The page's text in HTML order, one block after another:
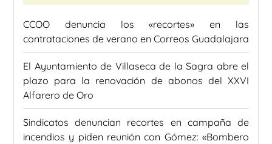
CCOO denuncia los «recortes» en las
contrataciones de verano en Correos Guadalajara
El Ayuntamiento de Villaseca de la Sagra abre el
plazo para la renovación de abonos del XXVI
Alfarero de Oro
Sindicatos denuncian recortes en campaña de
incendios y piden reunión con Gómez: «Bombero